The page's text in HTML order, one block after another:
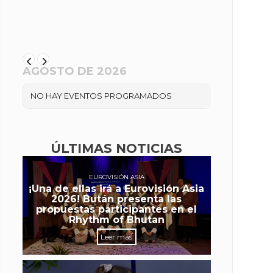
AGOSTO DE 2026
NO HAY EVENTOS PROGRAMADOS
ÚLTIMAS NOTICIAS
EUROVISIÓN ASIA
¡Una de ellas irá a Eurovisión Asia
2026! Bután presenta las
propuestas participantes en el
Rhythm of Bhutan
Leer más